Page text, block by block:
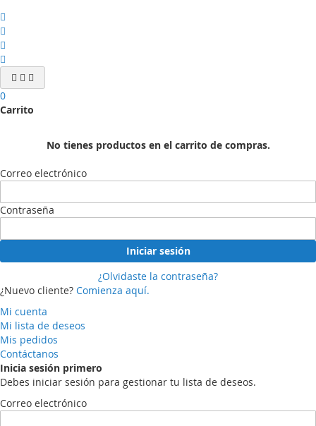
0
Carrito
No tienes productos en el carrito de compras.
Correo electrónico
Contraseña
Iniciar sesión
¿Olvidaste la contraseña?
¿Nuevo cliente? Comienza aquí.
Mi cuenta
Mi lista de deseos
Mis pedidos
Contáctanos
Inicia sesión primero
Debes iniciar sesión para gestionar tu lista de deseos.
Correo electrónico